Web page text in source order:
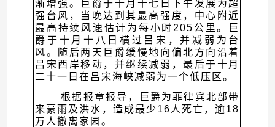
渐增强。巨爵于十月十七日下午发展为超
强台风，当晚达到其最高强度，中心附近
最高持续风速估计为每小时205公里。巨
爵于十月十八日横过吕宋，并减弱为台
风。随后两天巨爵缓慢地向偏北方向沿着
吕宋西岸移动，并继续减弱，最后于十月
二十一日在吕宋海峡减弱为一个低压区。
根据报章报导，巨爵为菲律宾北部带
来豪雨及洪水，造成最少16人死亡，逾18
万人撤离家园。